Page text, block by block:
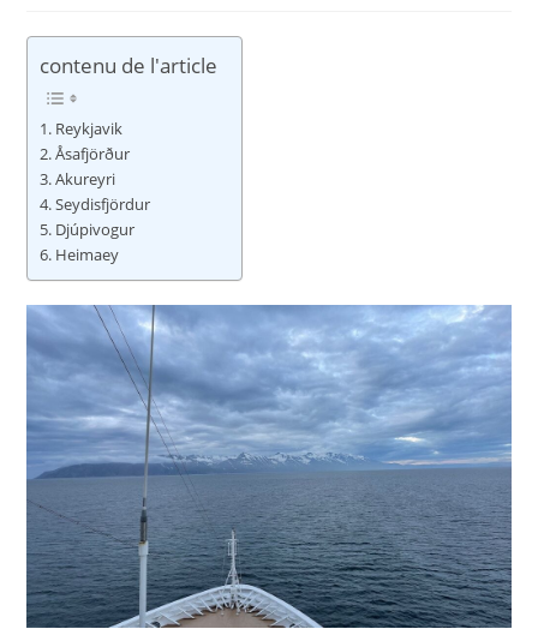
publication :
contenu de l'article
Reykjavik
Åsafjörður
Akureyri
Seydisfjördur
Djúpivogur
Heimaey